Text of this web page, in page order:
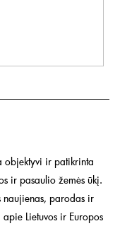
objektyvi ir patikrinta
ir pasaulio žemės ūkį.
naujienas, parodas ir
Lietuvos ir Europos